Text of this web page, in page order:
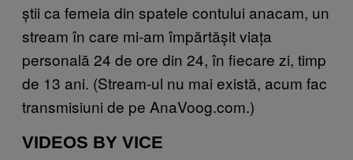
știi ca femeia din spatele contului anacam, un
stream în care mi-am împărtășit viața
personală 24 de ore din 24, în fiecare zi, timp
de 13 ani. (Stream-ul nu mai există, acum fac
transmisiuni de pe AnaVoog.com.)
VIDEOS BY VICE